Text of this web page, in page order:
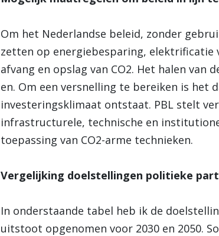
Om het Nederlandse beleid, zonder
zetten op energiebesparing, elektrificatie
afvang en opslag van CO2. Het halen van
en. Om een versnelling te bereiken is het
investeringsklimaat ontstaat. PBL stelt
infrastructurele, technische en
toepassing van CO2-arme technieken.
Vergelijking doelstellingen politieke
In onderstaande tabel heb ik de
uitstoot opgenomen voor 2030 en 2050.